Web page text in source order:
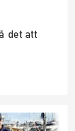
det att